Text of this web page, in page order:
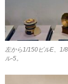
左から1/150ビルE、1/
ル-5。